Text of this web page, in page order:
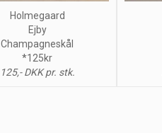
Holmegaard
Ejby
Champagneskål
*125kr
125,- DKK pr. stk.